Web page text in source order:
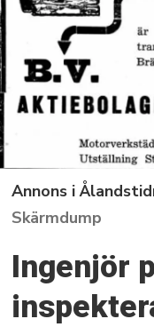
Annons i
Skärmdump
Ingenjör